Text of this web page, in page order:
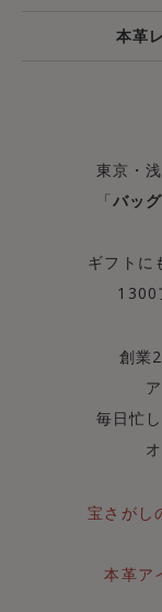
本革
東京・
「バッグ
ギフトに
1300
創業
毎日忙
宝さがし
本革ア